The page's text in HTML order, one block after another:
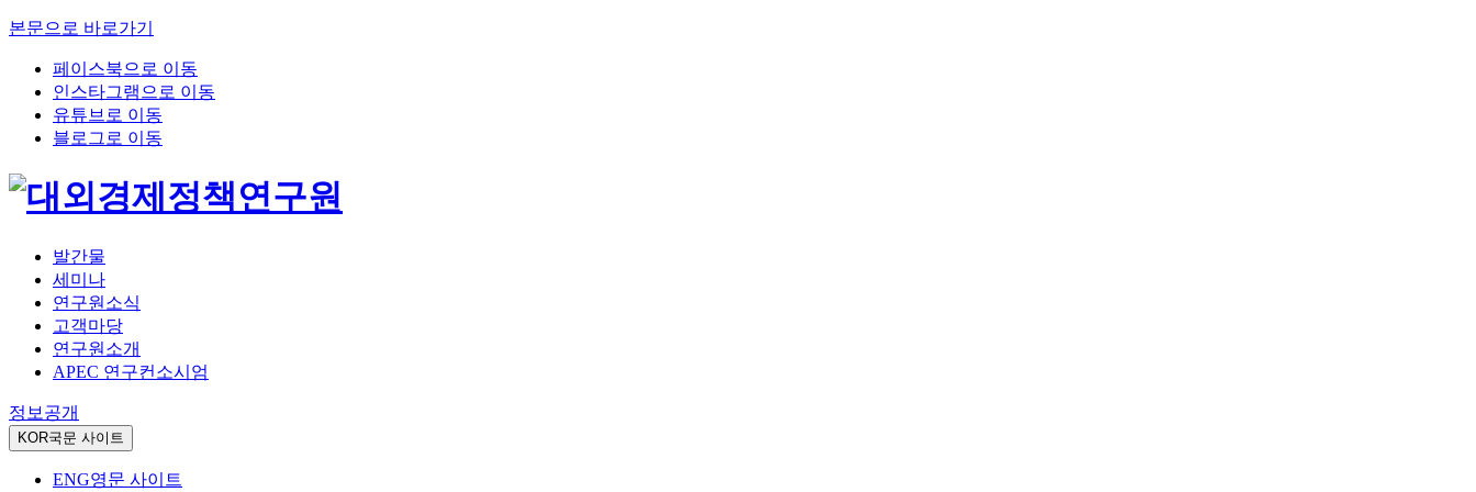
본문으로 바로가기
페이스북으로 이동
인스타그램으로 이동
유튜브로 이동
블로그로 이동
발간물
세미나
연구원소식
고객마당
연구원소개
APEC 연구컨소시엄
정보공개
KOR국문 사이트
ENG영문 사이트